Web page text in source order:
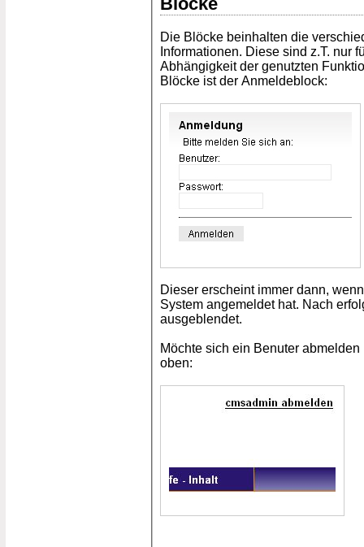
Die Blöcke beinhalten die
Informationen. Diese sind z.T. nur
Abhängigkeit der genutzten
Blöcke ist der Anmeldeblock:
Dieser erscheint immer dann,
System angemeldet hat. Nach
ausgeblendet.
Möchte sich ein Benuter
oben: